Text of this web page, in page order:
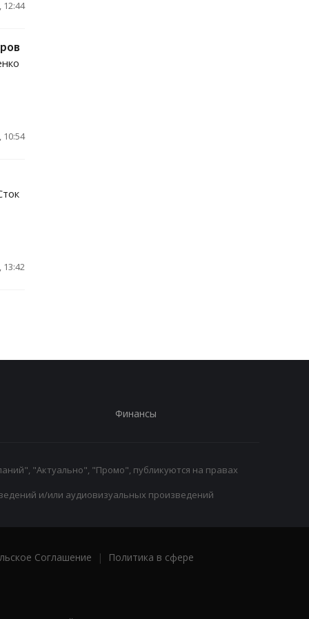
12:44
10:54
13:42
Финансы
"Актуально", "Промо", публикуются на правах
и/или аудиовизуальных произведений
Соглашение |
Политика в сфере